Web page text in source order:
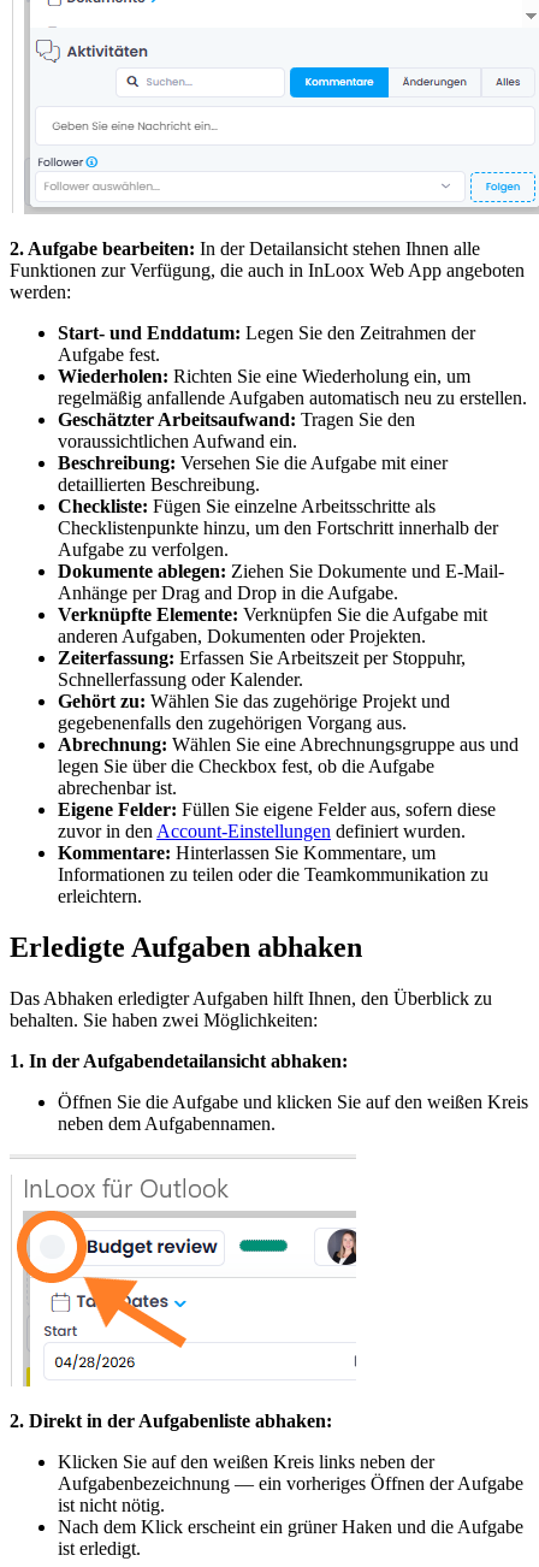
2. Aufgabe bearbeiten: In der Detailansicht stehen Ihnen alle
Funktionen zur Verfügung, die auch in InLoox Web App angeboten
werden:
Start- und Enddatum: Legen Sie den Zeitrahmen der
Aufgabe fest.
Wiederholen: Richten Sie eine Wiederholung ein, um
regelmäßig anfallende Aufgaben automatisch neu zu erstellen.
Geschätzter Arbeitsaufwand: Tragen Sie den
voraussichtlichen Aufwand ein.
Beschreibung: Versehen Sie die Aufgabe mit einer
detaillierten Beschreibung.
Checkliste: Fügen Sie einzelne Arbeitsschritte als
Checklistenpunkte hinzu, um den Fortschritt innerhalb der
Aufgabe zu verfolgen.
Dokumente ablegen: Ziehen Sie Dokumente und E-Mail-
Anhänge per Drag and Drop in die Aufgabe.
Verknüpfte Elemente: Verknüpfen Sie die Aufgabe mit
anderen Aufgaben, Dokumenten oder Projekten.
Zeiterfassung: Erfassen Sie Arbeitszeit per Stoppuhr,
Schnellerfassung oder Kalender.
Gehört zu: Wählen Sie das zugehörige Projekt und
gegebenenfalls den zugehörigen Vorgang aus.
Abrechnung: Wählen Sie eine Abrechnungsgruppe aus und
legen Sie über die Checkbox fest, ob die Aufgabe
abrechenbar ist.
Eigene Felder: Füllen Sie eigene Felder aus, sofern diese
zuvor in den Account-Einstellungen definiert wurden.
Kommentare: Hinterlassen Sie Kommentare, um
Informationen zu teilen oder die Teamkommunikation zu
erleichtern.
Erledigte Aufgaben abhaken
Das Abhaken erledigter Aufgaben hilft Ihnen, den Überblick zu
behalten. Sie haben zwei Möglichkeiten:
1. In der Aufgabendetailansicht abhaken:
Öffnen Sie die Aufgabe und klicken Sie auf den weißen Kreis
neben dem Aufgabennamen.
2. Direkt in der Aufgabenliste abhaken:
Klicken Sie auf den weißen Kreis links neben der
Aufgabenbezeichnung — ein vorheriges Öffnen der Aufgabe
ist nicht nötig.
Nach dem Klick erscheint ein grüner Haken und die Aufgabe
ist erledigt.